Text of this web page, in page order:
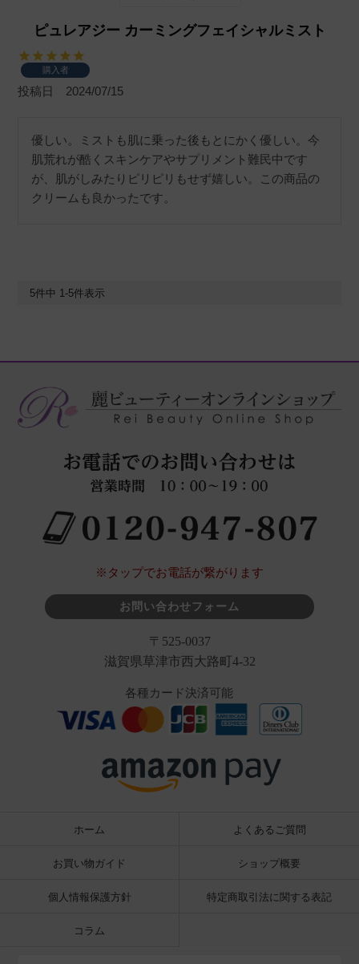
ピュレアジー カーミングフェイシャルミスト
購入者
投稿日 2024/07/15
優しい。ミストも肌に乗った後もとにかく優しい。今
肌荒れが酷くスキンケアやサプリメント難民中です
が、肌がしみたりピリピリもせず嬉しい。この商品の
クリームも良かったです。
5件中 1-5件表示
※タップでお電話が繋がります
お問い合わせフォーム
〒525-0037
滋賀県草津市西大路町4-32
各種カード決済可能
ホーム よくあるご質問
お買い物ガイド ショップ概要
個人情報保護方針 特定商取引法に関する表記
コラム